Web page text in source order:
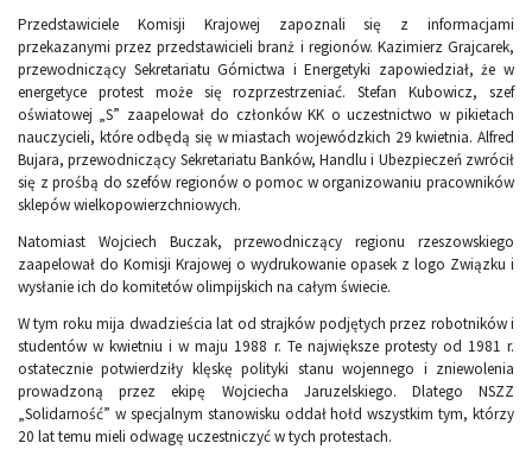
Przedstawiciele Komisji Krajowej zapoznali się z informacjami
przekazanymi przez przedstawicieli branż i regionów. Kazimierz Grajcarek,
przewodniczący Sekretariatu Górnictwa i Energetyki zapowiedział, że w
energetyce protest może się rozprzestrzeniać. Stefan Kubowicz, szef
oświatowej „S” zaapelował do członków KK o uczestnictwo w pikietach
nauczycieli, które odbędą się w miastach wojewódzkich 29 kwietnia. Alfred
Bujara, przewodniczący Sekretariatu Banków, Handlu i Ubezpieczeń zwrócił
się z prośbą do szefów regionów o pomoc w organizowaniu pracowników
sklepów wielkopowierzchniowych.
Natomiast Wojciech Buczak, przewodniczący regionu rzeszowskiego
zaapelował do Komisji Krajowej o wydrukowanie opasek z logo Związku i
wysłanie ich do komitetów olimpijskich na całym świecie.
W tym roku mija dwadzieścia lat od strajków podjętych przez robotników i
studentów w kwietniu i w maju 1988 r. Te największe protesty od 1981 r.
ostatecznie potwierdziły klęskę polityki stanu wojennego i zniewolenia
prowadzoną przez ekipę Wojciecha Jaruzelskiego. Dlatego NSZZ
„Solidarność” w specjalnym stanowisku oddał hołd wszystkim tym, którzy
20 lat temu mieli odwagę uczestniczyć w tych protestach.